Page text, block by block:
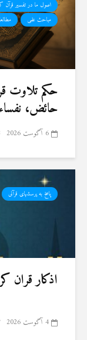
اصول ما در تفسیر قرآن
مباحث علمی
حكم تلاوت
حائض،
6 آگوست 2026
پاسخ به پرسشهای قرآنی
اذکار قران
4 آگوست 2026 7